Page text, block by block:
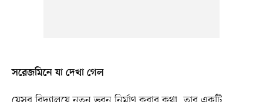
সরেজমিনে যা দেখা গেল